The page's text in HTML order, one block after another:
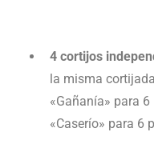
4 cortijos
la misma
«Gañanía» para
«Caserío» para 6